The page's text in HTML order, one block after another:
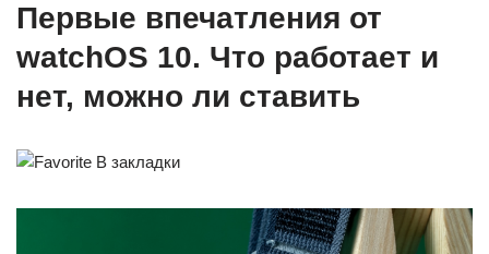
Первые впечатления от
watchOS 10. Что работает и
нет, можно ли ставить
В закладки